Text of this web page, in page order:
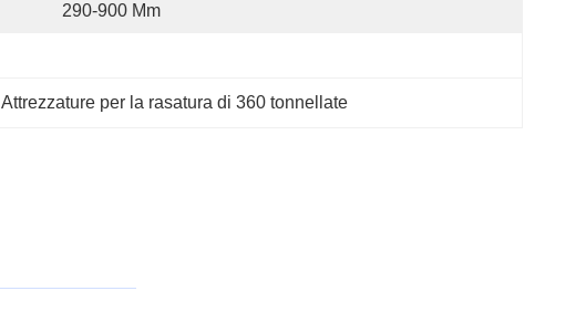
290-900 Mm
Attrezzature per la rasatura di 360 tonnellate